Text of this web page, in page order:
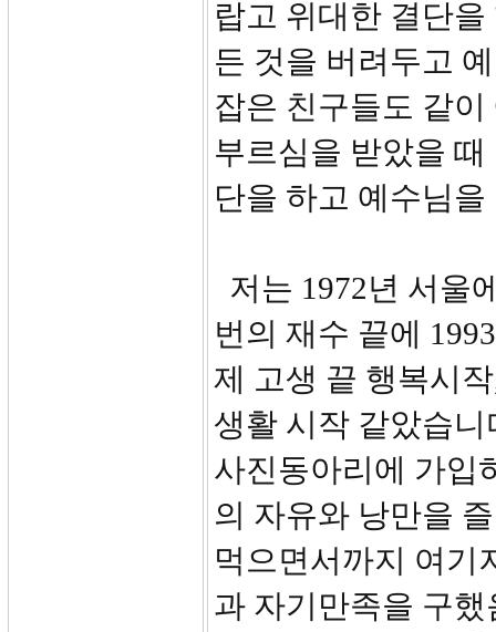
랍고 위대한 결단
든 것을 버려두고
잡은 친구들도 같
부르심을 받았을
단을 하고 예수님
저는 1972년 서울
번의 재수 끝에
제 고생 끝 행복시
생활 시작 같았습
사진동아리에 가입
의 자유와 낭만을
먹으면서까지 여기
과 자기만족을 구